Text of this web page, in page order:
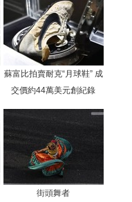
蘇富比拍賣耐克“月球鞋” 成
交價約44萬美元創紀錄
街頭舞者